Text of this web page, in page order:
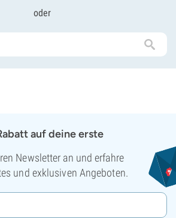
oder
auf deine erste
Newsletter an und erfahre
und exklusiven Angeboten.